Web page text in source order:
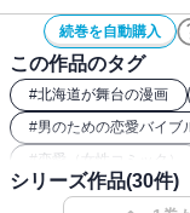
続巻を自動購入
この作品のタグ
#北海道が舞台の漫画
#男のための恋愛バイブ
# 恋愛（女性コミック）
#わんこ系男子との恋
シリーズ作品(30件)